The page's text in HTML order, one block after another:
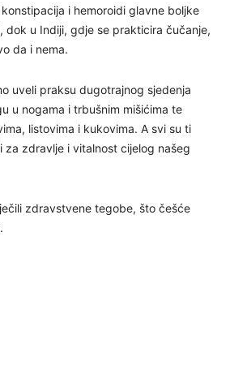
i hemoroidi glavne boljke
dok u Indiji, gdje se prakticira čučanje,
da i nema.
uveli praksu dugotrajnog sjedenja
u nogama i trbušnim mišićima te
listovima i kukovima. A svi su ti
za zdravlje i vitalnost cijelog našeg
zdravstvene tegobe, što češće